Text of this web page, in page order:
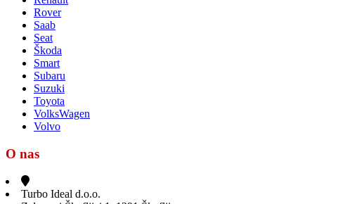
Rover
Saab
Seat
Škoda
Smart
Subaru
Suzuki
Toyota
VolksWagen
Volvo
O nas
Turbo Ideal d.o.o.